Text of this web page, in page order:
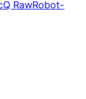
Q RawRobot-